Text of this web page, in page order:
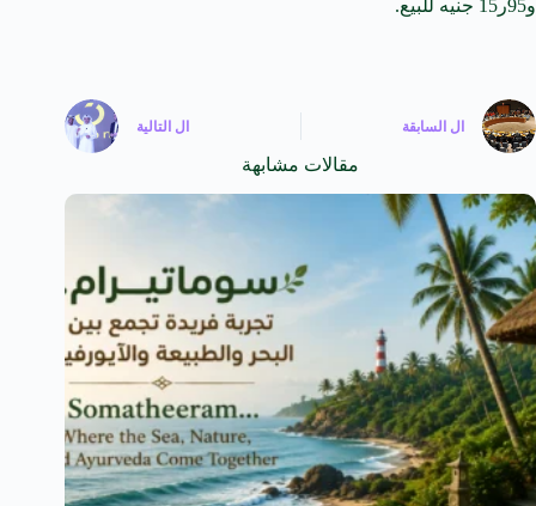
و95ر15 جنيه للبيع.
ال السابقة ال التالية
مقالات مشابهة